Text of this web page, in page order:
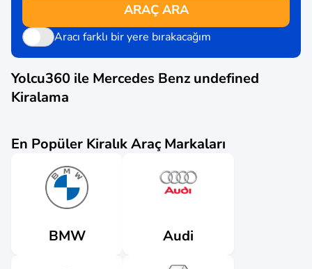
ARAÇ ARA
Aracı farklı bir yere bırakacağım
Yolcu360 ile Mercedes Benz undefined
Kiralama
En Popüler Kiralık Araç Markaları
BMW Audi